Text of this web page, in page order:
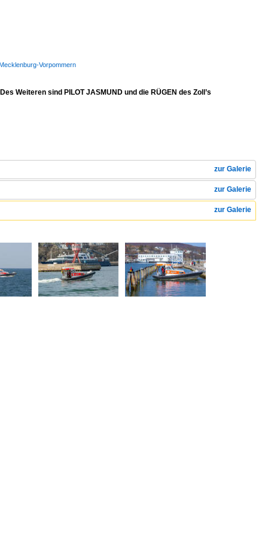
Vorpommern
Weiteren sind PILOT JASMUND und die RÜGEN des Zoll’s
zur Galerie
zur Galerie
zur Galerie